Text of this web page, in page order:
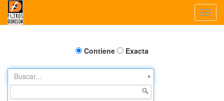
Contiene Exacta
Buscar...